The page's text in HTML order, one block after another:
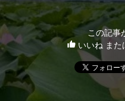
この記事
いいね また